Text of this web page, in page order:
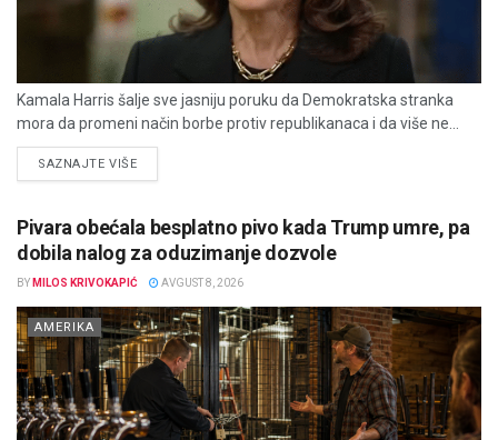
Kamala Harris šalje sve jasniju poruku da Demokratska stranka
mora da promeni način borbe protiv republikanaca i da više ne...
SAZNAJTE VIŠEDETAILS
Pivara obećala besplatno pivo kada Trump umre, pa
dobila nalog za oduzimanje dozvole
BY MILOS KRIVOKAPIĆ AVGUST 8, 2026
AMERIKA